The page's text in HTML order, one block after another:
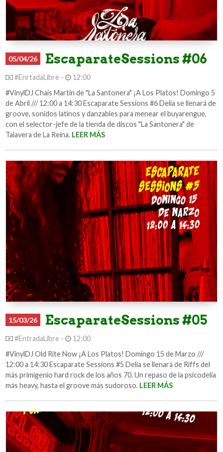
05/04/26 EscaparateSessions #06
#EnrtadaLibre -
12:00
#VinylDJ Chais Martin de "La Santonera" ¡A Los Platos! Domingo 5
de Abril /// 12:00 a 14:30 Escaparate Sessions #6 Delia se llenará de
groove, sonidos latinos y danzables para menear el buyarengue,
con el selector-jefe de la tienda de discos "La Santonera" de
Talavera de La Reina. LEER MÁS
15/03/26 EscaparateSessions #05
#EntradaLibre -
12:00
#VinylDJ Old Rite Now ¡A Los Platos! Domingo 15 de Marzo ///
12:00 a 14:30 Escaparate Sessions #5 Delia se llenará de Riffs del
más primigenio hard rock de los años 70. Un repaso de la psicodelia
más heavy, hasta el groove más sudoroso. LEER MÁS